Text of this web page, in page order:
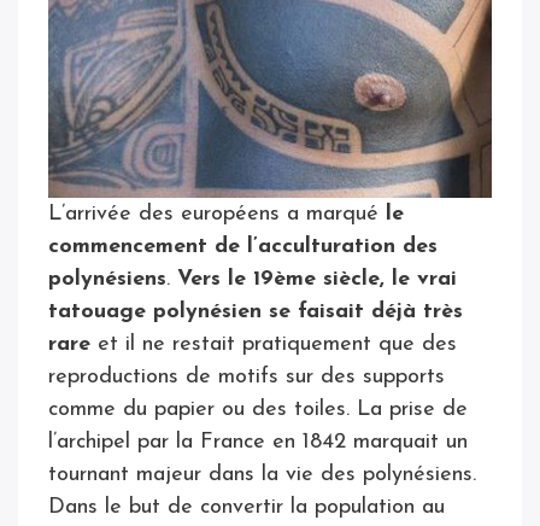
L’arrivée des européens a marqué
le
commencement de l’acculturation des
polynésiens. Vers le 19ème siècle, le vrai
tatouage polynésien se faisait déjà très
rare et il ne restait pratiquement que des
reproductions de motifs sur des supports
comme du papier ou des toiles. La prise de
l’archipel par la France en 1842 marquait un
tournant majeur dans la vie des polynésiens.
Dans le but de convertir la population au